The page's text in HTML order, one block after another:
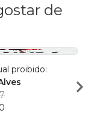
de
proibido:
R$